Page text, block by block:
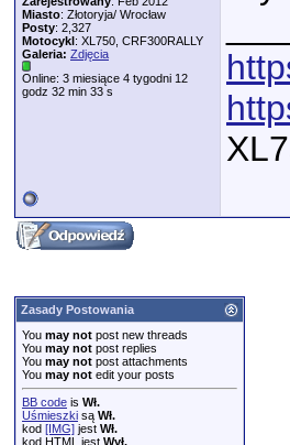
Miasto: Złotoryja/ Wrocław
Posty: 2,327
Motocykl: XL750, CRF300RALLY
Galeria: Zdjęcia
Online: 3 miesiące 4 tygodni 12
godz 32 min 33 s
Zasady Postowania
You may not post new threads
You may not post replies
You may not post attachments
You may not edit your posts
BB code is Wł.
Uśmieszki są Wł.
kod [IMG] jest Wł.
kod HTML jest Wył.